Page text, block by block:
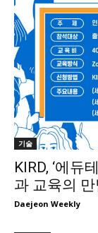
기술
KIRD, ‘에듀
과 교육의
Daejeon Weekly